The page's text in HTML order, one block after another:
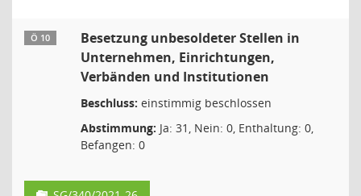
Ö 10
Besetzung unbesoldeter Stellen in
Unternehmen, Einrichtungen,
Verbänden und Institutionen
Beschluss: einstimmig beschlossen
Abstimmung: Ja: 31, Nein: 0, Enthaltung: 0,
Befangen: 0